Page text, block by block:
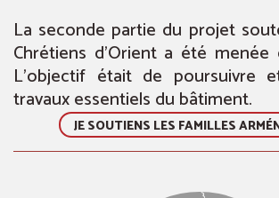
La seconde partie du projet
Chrétiens d’Orient a été
L’objectif était de poursuivre
travaux essentiels du bâtiment.
JE SOUTIENS LES FAMILLES